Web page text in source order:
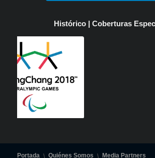
Histórico | Coberturas
Portada Quiénes Somos Media Partners